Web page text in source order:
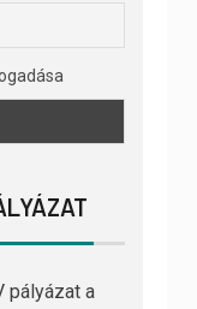
pályázat a